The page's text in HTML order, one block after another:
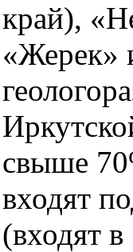
край),
«Жерек»
свыше
входят
(входят